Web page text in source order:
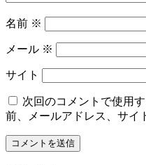
名前 ※
メール ※
サイト
次回のコメントで使用
前、メールアドレス、サイ